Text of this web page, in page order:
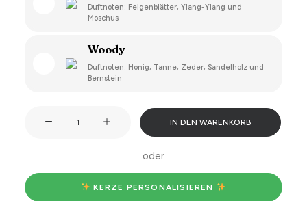
Duftnoten: Feigenblätter, Ylang-Ylang und
Moschus
Woody
Duftnoten: Honig, Tanne, Zeder, Sandelholz und
Bernstein
Menge
IN DEN WARENKORB
oder
KERZE PERSONALISIEREN